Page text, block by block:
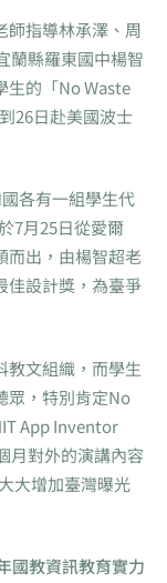
師指導林承澤、周
蘭縣羅東國中楊智
生的「No Waste
26日赴美國波士
各有一組學生代
7月25日從愛爾
而出，由楊智超老
佳設計獎，為臺爭
教文組織，而學生
眾，特別肯定No
App Inventor
月對外的演講內容
大增加臺灣曝光
國教資訊教育實力